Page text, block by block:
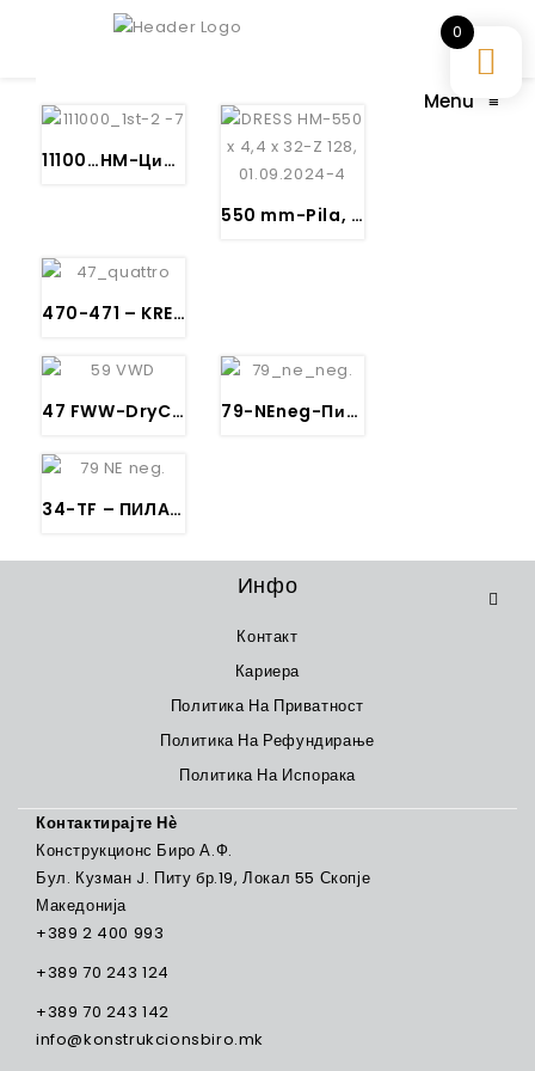
Menu ≡
11100…HM-Циркуларна пиа за сечење Алуминиу-Kreissägeblatt Alu NEpos.
550 mm-Pila, DRESS-Cirkularna Pila za Aluminium, PVC …
470-471 – KREISSÄGEBLATT QUATTRO SZ – ПИЛА ЗА СЕЧЕЊЕ МЕТАЛНИ,- АЛУМИНИУМСКИ,- ЛИМ-ПРОФИЛИ И ДРУГО
47 FWW-DryCutter-Пила за Метал, 79-NEneg-Пила за Алуминиум, Плексигас -HM-
34-TF – ПИЛА ЗА ДРВО И ДРВЕНИ ПРОИЗВОДИ ЗА УНИВЕРЗАЛНА УПОТРЕБА
Инфо
Контакт
Кариера
Политика На Приватност
Политика На Рефундирање
Политика На Испорака
Контактирајте Нѐ
Конструкционс Биро А.Ф.
Бул. Кузман J. Питу бр.19, Локал 55 Скопје
Македонија
+389 2 400 993
+389 70 243 124
+389 70 243 142
info@konstrukcionsbiro.mk
0